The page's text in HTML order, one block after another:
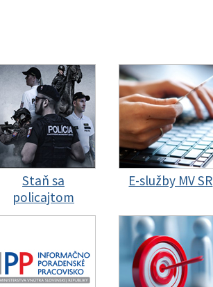
Staň sa
policajtom
E-služby MV SR